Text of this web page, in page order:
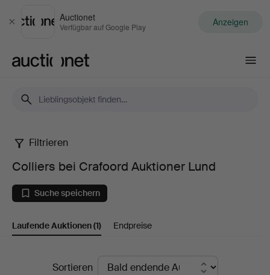
Schließen
Auctionet
Verfügbar auf Google Play Anzeigen
Colliers
bei
Crafoord
Auktioner
Filtrieren
Colliers bei Crafoord Auktioner Lund
Suche speichern
Laufende Auktionen(1) Endpreise
LaufendeSortieren